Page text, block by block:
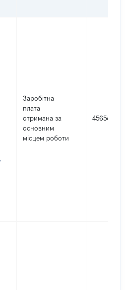
Заробітна
плата
отримана за
основним
місцем роботи
45654